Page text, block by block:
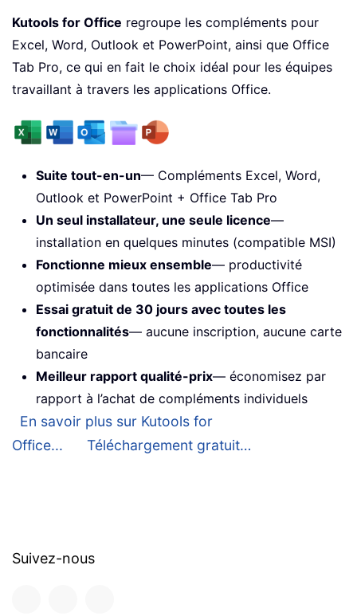
Kutools for Office regroupe les compléments pour
Excel, Word, Outlook et PowerPoint, ainsi que Office
Tab Pro, ce qui en fait le choix idéal pour les équipes
travaillant à travers les applications Office.
Suite tout-en-un— Compléments Excel, Word,
Outlook et PowerPoint + Office Tab Pro
Un seul installateur, une seule licence—
installation en quelques minutes (compatible MSI)
Fonctionne mieux ensemble— productivité
optimisée dans toutes les applications Office
Essai gratuit de 30 jours avec toutes les
fonctionnalités— aucune inscription, aucune carte
bancaire
Meilleur rapport qualité-prix— économisez par
rapport à l’achat de compléments individuels
En savoir plus sur Kutools for
Office...
Téléchargement gratuit…
Suivez-nous